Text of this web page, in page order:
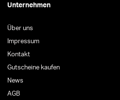
Unternehmen
Über uns
Impressum
Kontakt
Gutscheine kaufen
News
AGB